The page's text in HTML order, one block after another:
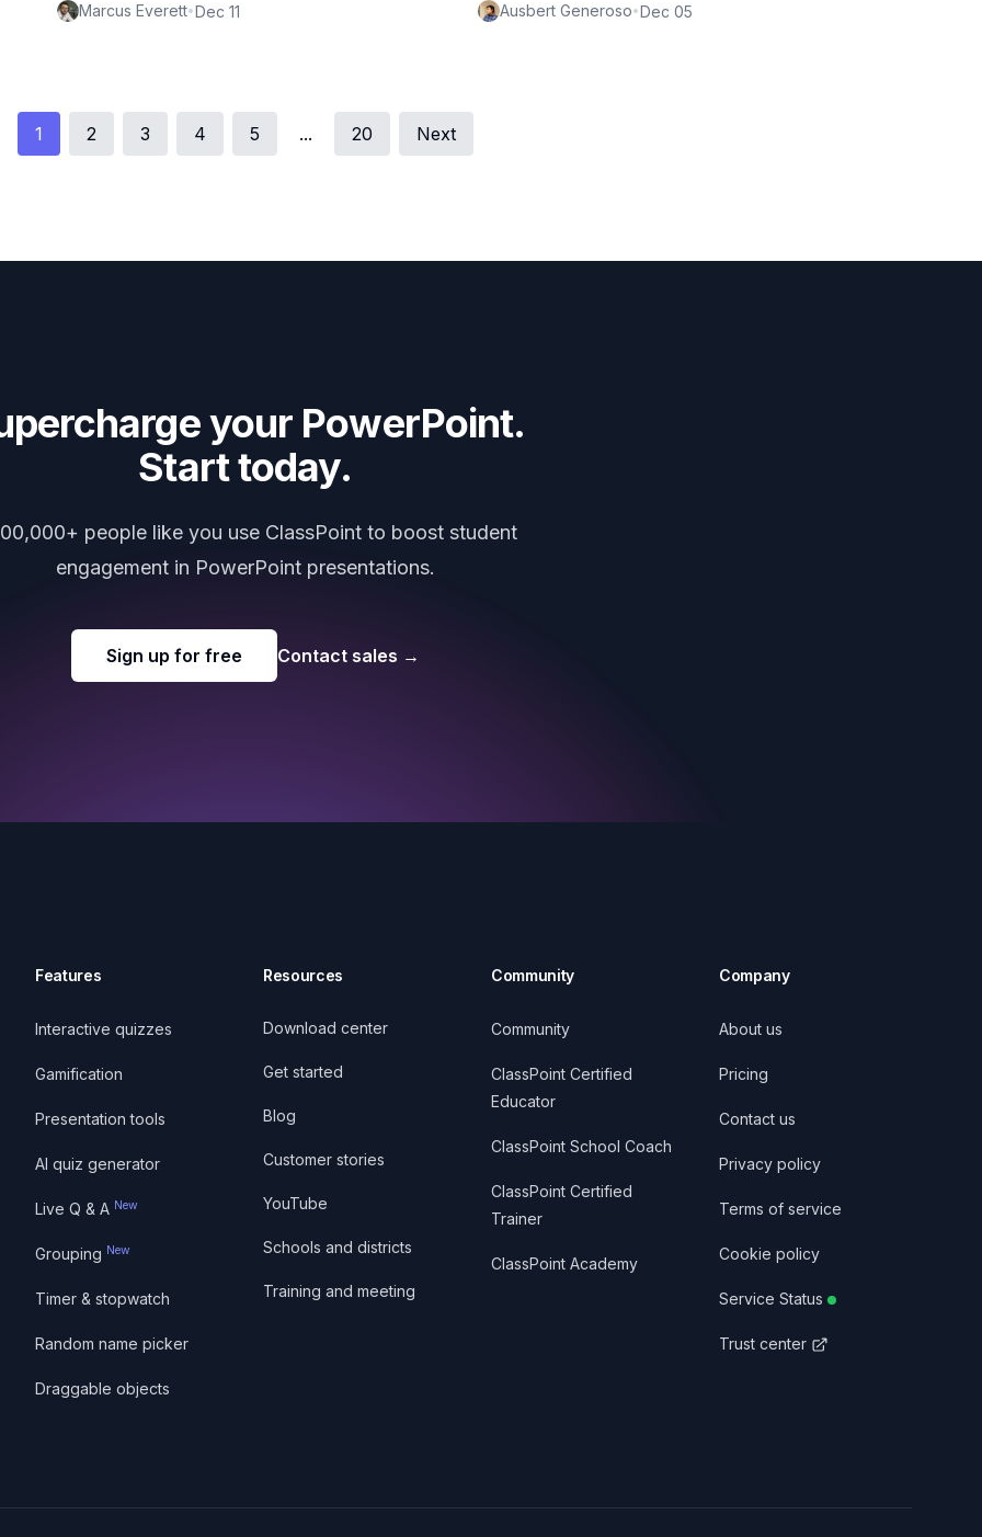
Marcus Everett•Dec 11 Ausbert Generoso•Dec 05
1 2 3 4 5 ... 20 Next
your PowerPoint.
Start today.
people like you use ClassPoint to boost student
engagement in PowerPoint presentations.
Sign up for free Contact sales →
Features
Interactive quizzes
Gamification
Presentation tools
AI quiz generator
Live Q & A New
Grouping New
Timer & stopwatch
Random name picker
Draggable objects
Resources
Download center
Get started
Blog
Customer stories
YouTube
Schools and districts
Training and meeting
Community
Community
ClassPoint Certified
Educator
ClassPoint School Coach
ClassPoint Certified
Trainer
ClassPoint Academy
Company
About us
Pricing
Contact us
Privacy policy
Terms of service
Cookie policy
Service Status
Trust center